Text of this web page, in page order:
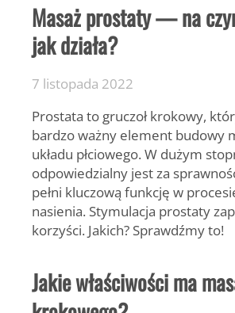
Masaż prostaty — na
jak działa?
7 listopada 2022
Prostata to gruczoł krokowy,
bardzo ważny element budowy
układu płciowego. W dużym
odpowiedzialny jest za
pełni kluczową funkcję w
nasienia. Stymulacja prostaty
korzyści. Jakich? Sprawdźmy to!
Jakie właściwości ma